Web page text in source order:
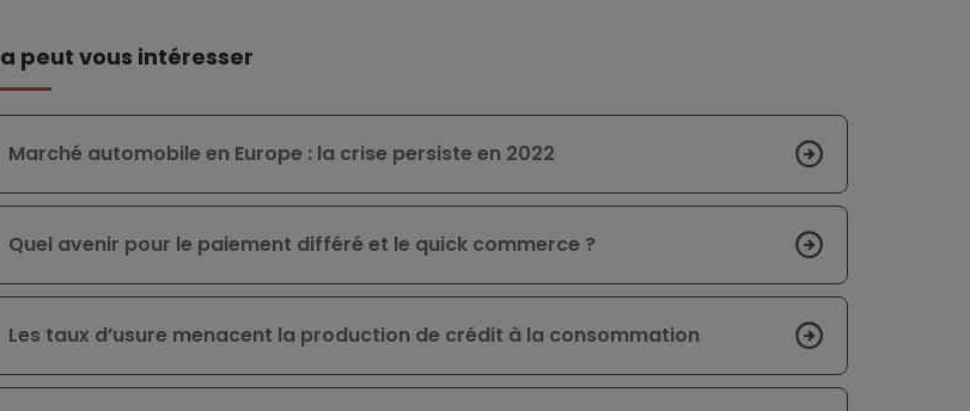
Ça peut vous intéresser
Marché automobile en Europe : la crise persiste en 2022
Quel avenir pour le paiement différé et le quick commerce ?
Les taux d’usure menacent la production de crédit à la consommation